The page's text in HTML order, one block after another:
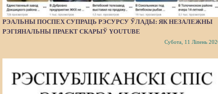
РЭАЛЬНЫ ПОСПЕХ СУПРАЦЬ РЭСУРСУ ЎЛАДЫ: ЯК НЕЗАЛЕЖНЫ
РЭГІЯНАЛЬНЫ ПРАЕКТ СКАРЫЎ YOUTUBE
Субота, 11 Ліпень